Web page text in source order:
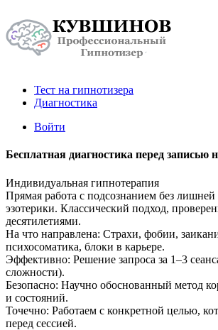
Тест на гипнотизера
Диагностика
Войти
Бесплатная диагностика перед записью
Индивидуальная гипнотерапия
Прямая работа с подсознанием без
эзотерики. Классический подход,
десятилетиями.
На что направлена: Страхи, фобии,
психосоматика, блоки в карьере.
Эффективно: Решение запроса за 1–3
сложности).
Безопасно: Научно обоснованный метод
и состояний.
Точечно: Работаем с конкретной целью,
перед сессией.